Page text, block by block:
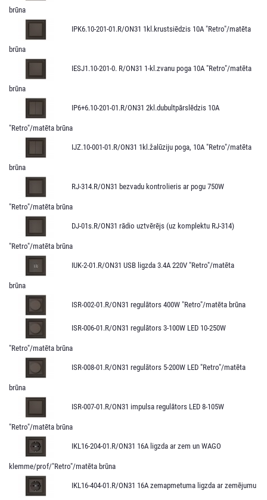
brūna
IPK6.10-201-01.R/ON31 1kl.krustsiēdzis 10A "Retro"/matēta
brūna
IESJ1.10-201-0. R/ON31 1-kl.zvanu poga 10A "Retro"/matēta
brūna
IP6+6.10-201-01.R/ON31 2kl.dubultpārslēdzis 10A
"Retro"/matēta brūna
IJZ.10-001-01.R/ON31 1kl.žalūziju poga, 10A "Retro"/matēta
brūna
RJ-314.R/ON31 bezvadu kontrolieris ar pogu 750W
"Retro"/matēta brūna
DJ-01s.R/ON31 rādio uztvērējs (uz komplektu RJ-314)
"Retro"/matēta brūna
IUK-2-01.R/ON31 USB ligzda 3.4A 220V "Retro"/matēta
brūna
ISR-002-01.R/ON31 regulātors 400W "Retro"/matēta brūna
ISR-006-01.R/ON31 regulātors 3-100W LED 10-250W
"Retro"/matēta brūna
ISR-008-01.R/ON31 regulātors 5-200W LED "Retro"/matēta
brūna
ISR-007-01.R/ON31 impulsa regulātors LED 8-105W
"Retro"/matēta brūna
IKL16-204-01.R/ON31 16A ligzda ar zem un WAGO
klemme/prof/"Retro"/matēta brūna
IKL16-404-01.R/ON31 16A zemapmetuma ligzda ar zemējumu